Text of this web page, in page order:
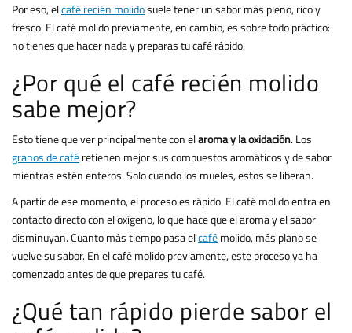
Por eso, elcafé recién molidosuele tener un sabor más pleno, rico y
fresco. El café molido previamente, en cambio, es sobre todo práctico:
no tienes que hacer nada y preparas tu café rápido.
¿Por qué el café recién molido
sabe mejor?
Esto tiene que ver principalmente con elaroma y la oxidación. Los
granos de caféretienen mejor sus compuestos aromáticos y de sabor
mientras estén enteros. Solo cuando los mueles, estos se liberan.
A partir de ese momento, el proceso es rápido. El café molido entra en
contacto directo con el oxígeno, lo que hace que el aroma y el sabor
disminuyan. Cuanto más tiempo pasa elcafémolido, más plano se
vuelve su sabor. En el café molido previamente, este proceso ya ha
comenzado antes de que prepares tu café.
¿Qué tan rápido pierde sabor el